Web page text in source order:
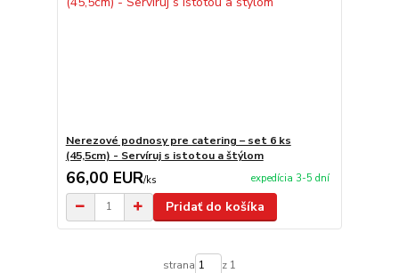
Nerezové podnosy pre catering – set 6 ks
(45,5cm) - Servíruj s istotou a štýlom
66,00 EUR/ks expedícia 3-5 dní
Pridať do košíka
strana z 1